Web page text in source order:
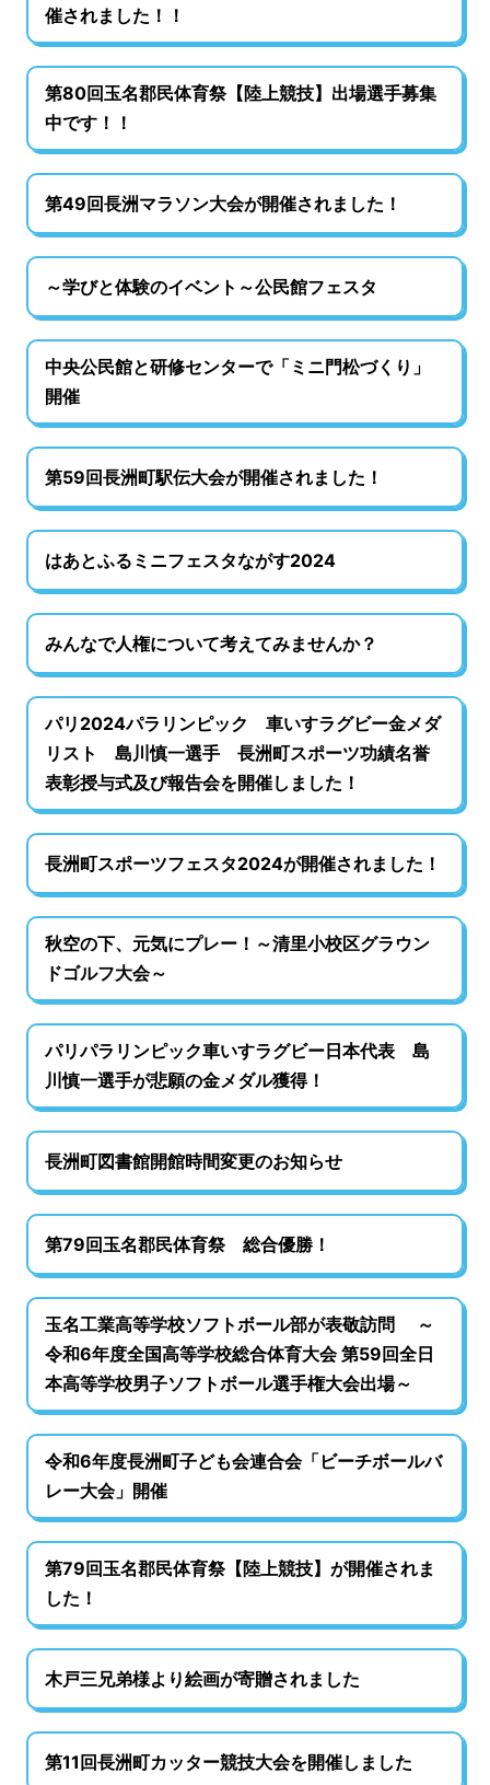
催されました！！
第80回玉名郡民体育祭【陸上競技】出場選手募集
中です！！
第49回長洲マラソン大会が開催されました！
～学びと体験のイベント～公民館フェスタ
中央公民館と研修センターで「ミニ門松づくり」
開催
第59回長洲町駅伝大会が開催されました！
はあとふるミニフェスタながす2024
みんなで人権について考えてみませんか？
パリ2024パラリンピック 車いすラグビー金メダ
リスト 島川慎一選手 長洲町スポーツ功績名誉
表彰授与式及び報告会を開催しました！
長洲町スポーツフェスタ2024が開催されました！
秋空の下、元気にプレー！～清里小校区グラウン
ドゴルフ大会～
パリパラリンピック車いすラグビー日本代表 島
川慎一選手が悲願の金メダル獲得！
長洲町図書館開館時間変更のお知らせ
第79回玉名郡民体育祭 総合優勝！
玉名工業高等学校ソフトボール部が表敬訪問 ～
令和6年度全国高等学校総合体育大会 第59回全日
本高等学校男子ソフトボール選手権大会出場～
令和6年度長洲町子ども会連合会「ビーチボールバ
レー大会」開催
第79回玉名郡民体育祭【陸上競技】が開催されま
した！
木戸三兄弟様より絵画が寄贈されました
第11回長洲町カッター競技大会を開催しました